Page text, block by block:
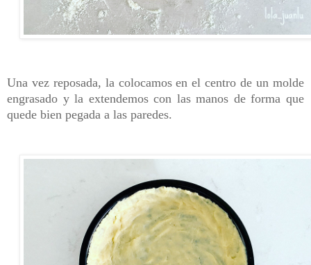
Una vez reposada, la colocamos en el centro de un molde
engrasado y la extendemos con las manos de forma que
quede bien pegada a las paredes.